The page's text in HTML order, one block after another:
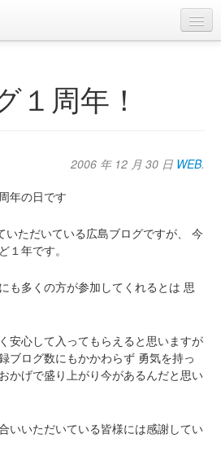
１周年！
2006 年 12 月 30 日 WEB.
年の日です
ただいている広島ブログですが、
今
１年です。
も多くの方が参加してくれるとは 思
安心して入ってもらえると思いますが
ブログ数にもかかわらず 勇気を持っ
かげで盛り上がり今があるんだと思い
いいただいている皆様には感謝してい